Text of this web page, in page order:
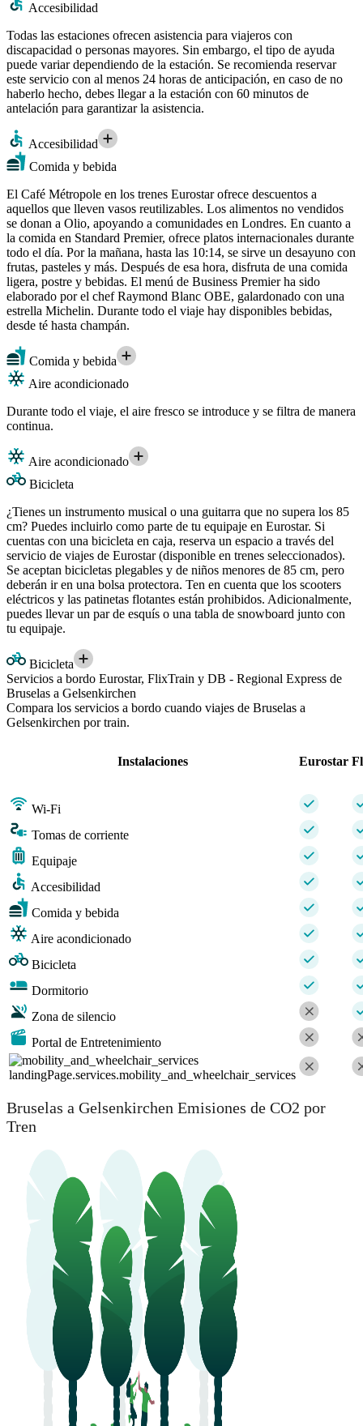
Accesibilidad
Todas las estaciones ofrecen asistencia para viajeros con
discapacidad o personas mayores. Sin embargo, el tipo de ayuda
puede variar dependiendo de la estación. Se recomienda reservar
este servicio con al menos 24 horas de anticipación, en caso de no
haberlo hecho, debes llegar a la estación con 60 minutos de
antelación para garantizar la asistencia.
Accesibilidad
Comida y bebida
El Café Métropole en los trenes Eurostar ofrece descuentos a
aquellos que lleven vasos reutilizables. Los alimentos no vendidos
se donan a Olio, apoyando a comunidades en Londres. En cuanto a
la comida en Standard Premier, ofrece platos internacionales durante
todo el día. Por la mañana, hasta las 10:14, se sirve un desayuno con
frutas, pasteles y más. Después de esa hora, disfruta de una comida
ligera, postre y bebidas. El menú de Business Premier ha sido
elaborado por el chef Raymond Blanc OBE, galardonado con una
estrella Michelin. Durante todo el viaje hay disponibles bebidas,
desde té hasta champán.
Comida y bebida
Aire acondicionado
Durante todo el viaje, el aire fresco se introduce y se filtra de manera
continua.
Aire acondicionado
Bicicleta
¿Tienes un instrumento musical o una guitarra que no supera los 85
cm? Puedes incluirlo como parte de tu equipaje en Eurostar. Si
cuentas con una bicicleta en caja, reserva un espacio a través del
servicio de viajes de Eurostar (disponible en trenes seleccionados).
Se aceptan bicicletas plegables y de niños menores de 85 cm, pero
deberán ir en una bolsa protectora. Ten en cuenta que los scooters
eléctricos y las patinetas flotantes están prohibidos. Adicionalmente,
puedes llevar un par de esquís o una tabla de snowboard junto con
tu equipaje.
Bicicleta
Servicios a bordo Eurostar, FlixTrain y DB - Regional Express de
Bruselas a Gelsenkirchen
Compara los servicios a bordo cuando viajes de Bruselas a
Gelsenkirchen por train.
Instalaciones Eurostar
Wi-Fi
Tomas de corriente
Equipaje
Accesibilidad
Comida y bebida
Aire acondicionado
Bicicleta
Dormitorio
Zona de silencio
Portal de Entretenimiento
landingPage.services.mobility_and_wheelchair_services
Bruselas a Gelsenkirchen Emisiones de CO2 por
Tren